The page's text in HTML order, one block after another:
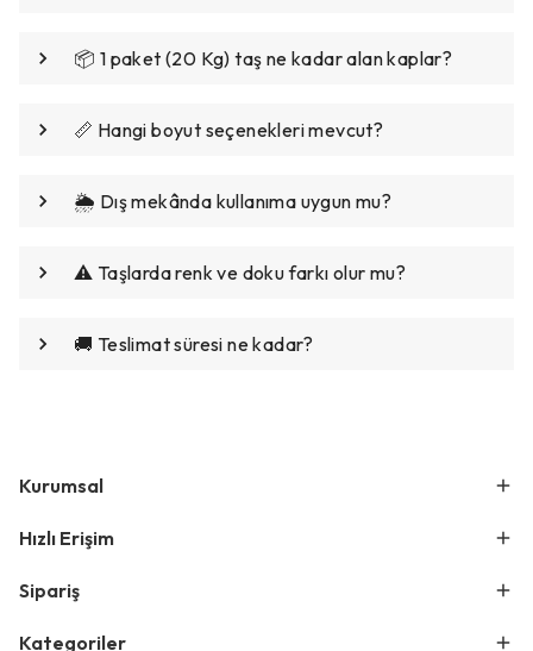
📦 1 paket (20 Kg) taş ne kadar alan kaplar?
📏 Hangi boyut seçenekleri mevcut?
🌦️ Dış mekânda kullanıma uygun mu?
⚠️ Taşlarda renk ve doku farkı olur mu?
🚚 Teslimat süresi ne kadar?
Kurumsal
Hızlı Erişim
Sipariş
Kategoriler